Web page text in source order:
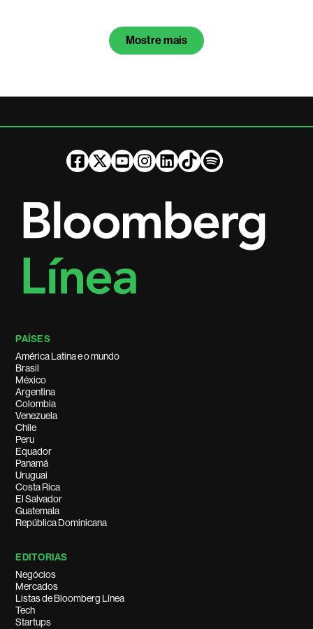
Mostre mais
PAÍSES
América Latina e o mundo
Brasil
México
Argentina
Colombia
Venezuela
Chile
Peru
Equador
Panamá
Uruguai
Costa Rica
El Salvador
Guatemala
República Dominicana
EDITORIAS
Negócios
Mercados
Listas de Bloomberg Línea
Tech
Startups